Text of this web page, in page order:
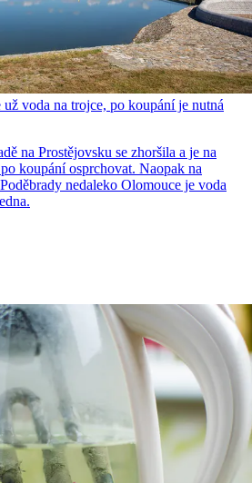
voda na trojce, po koupání je nutná
na Prostějovsku se zhoršila a je na
koupání osprchovat. Naopak na
nedaleko Olomouce je voda